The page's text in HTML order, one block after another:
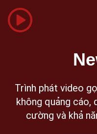
Trình phát video
không quảng
cường và khả